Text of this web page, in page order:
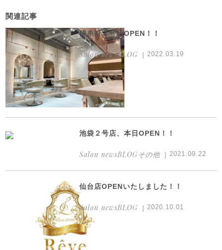
関連記事
錦糸町２号店OPEN！！
Salon newsBLOG 2022.03.19
池袋２号店、本日OPEN！！
Salon newsBLOGその他 2021.09.22
仙台店OPENいたしました！！
Salon newsBLOG 2020.10.01